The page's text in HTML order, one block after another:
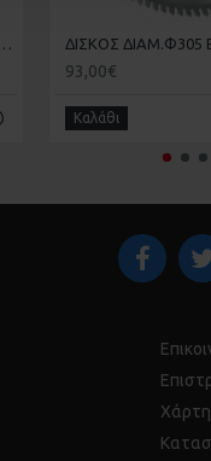
2608607417-720 102X62X93mm
93,00€
Καλάθι